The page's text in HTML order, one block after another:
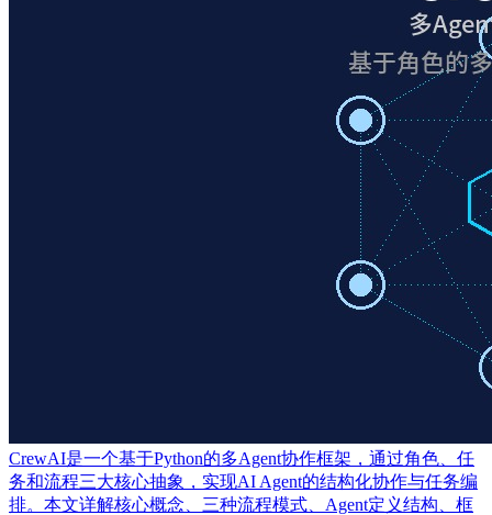
CrewAI是一个基于Python的多Agent协作框架，通过角色、任
务和流程三大核心抽象，实现AI Agent的结构化协作与任务编
排。本文详解核心概念、三种流程模式、Agent定义结构、框